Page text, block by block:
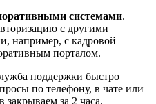
системами.
с другими
например, с кадровой
порталом.
поддержки быстро
по телефону, в чате или
закрываем за 2 часа.